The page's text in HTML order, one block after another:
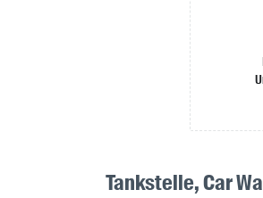
Tankstelle, Car